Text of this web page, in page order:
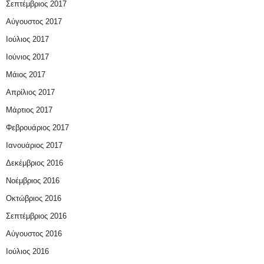
Σεπτέμβριος 2017
Αύγουστος 2017
Ιούλιος 2017
Ιούνιος 2017
Μάιος 2017
Απρίλιος 2017
Μάρτιος 2017
Φεβρουάριος 2017
Ιανουάριος 2017
Δεκέμβριος 2016
Νοέμβριος 2016
Οκτώβριος 2016
Σεπτέμβριος 2016
Αύγουστος 2016
Ιούλιος 2016